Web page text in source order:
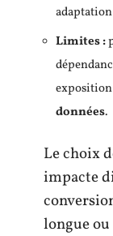
Limites :
exposition
données.
Le choix
impacte
longue